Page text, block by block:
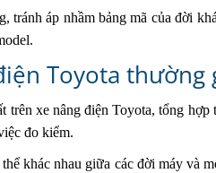
tránh áp nhầm bảng mã của đời
Toyota thường
trên xe nâng điện Toyota, tổng
đo kiểm.
khác nhau giữa các đời máy và